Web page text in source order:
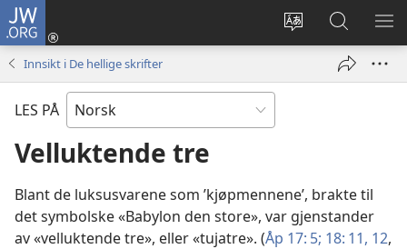
JW.ORG
Endre
Logg
inn
vindu)
Søk
på
JW.ORG
VIS
Innsikt i De hellige skrifter
LES PÅ
Velluktende tre
Blant de luksusvarene som ’kjøpmennene’, brakte til
det symbolske «Babylon den store», var gjenstander
av «velluktende tre», eller «tujatre». (Åp 17: 5; 18: 11, 12,